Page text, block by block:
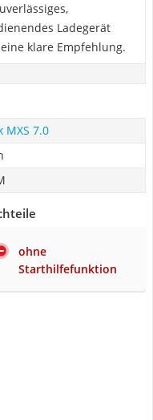
Ladegerät
klare Empfehlung.
MXS 7.0
ohne
Starthilfefunktion